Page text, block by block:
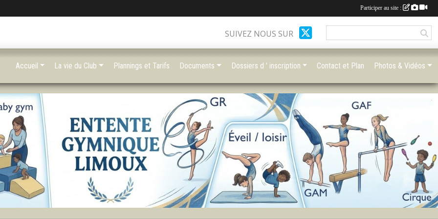
SUIVEZ NOUS SUR
Accueil La vie du Club Plannings et Tarifs Documents Dossiers d ' inscription Contact et Plan Photos & Vidéos
Participer au site :